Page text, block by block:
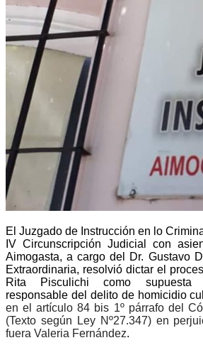
El Juzgado de Instrucción en lo
IV Circunscripción Judicial con
Aimogasta, a cargo del Dr. Gustavo
Extraordinaria, resolvió dictar el
Rita Pisculichi como supuesta
responsable del delito de homicidio
en el artículo 84 bis 1º párrafo del
(Texto según Ley Nº27.347) en
fuera Valeria Fernández.